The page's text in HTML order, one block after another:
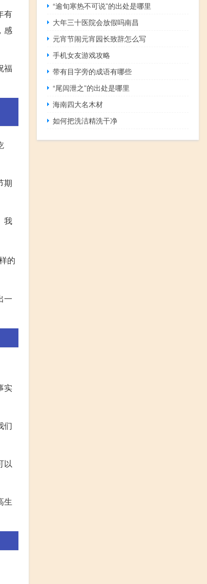
有
感
福
期
我
的
一
实
们
以
生
“逾旬寒热不可说”的出处是哪里
大年三十医院会放假吗南昌
元宵节闹元宵园长致辞怎么写
手机女友游戏攻略
带有目字旁的成语有哪些
“尾闾泄之”的出处是哪里
海南四大名木材
如何把洗洁精洗干净